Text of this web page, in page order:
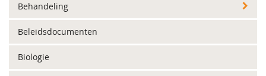
Behandeling
Beleidsdocumenten
Biologie